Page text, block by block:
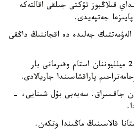
قىلاڭبوز تۇكتى جىلقى اقالتەكە
جەلىدە دە اقجاننىڭ داڭقى
دالا توسىندەگى ۆيدەونى 2 ميلليوننان استام وقىرمانى بار
پاراقشاسىندا جاريالادى.
جاقسىراق. سەبەبى بۇل شىنايى، -
قالاسىنىڭ ماڭىندا وتكەن.